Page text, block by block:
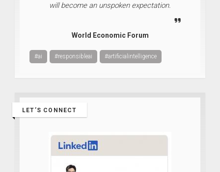
will become an unspoken expectation.
World Economic Forum
#ai #responsibleai #artificialintelligence
LET’S CONNECT